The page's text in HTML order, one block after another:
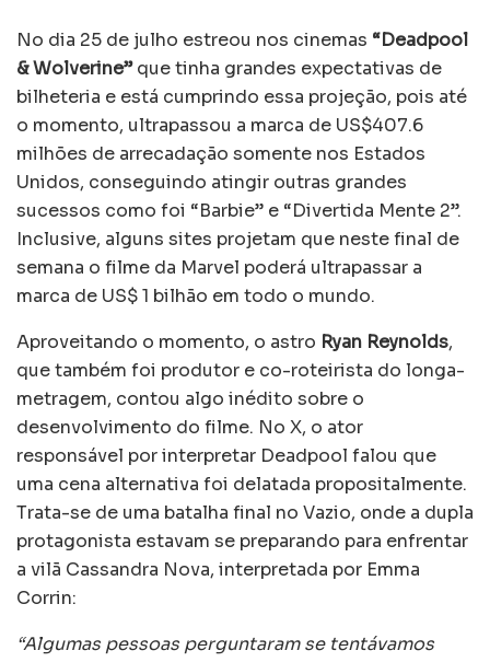
No dia 25 de julho estreou nos cinemas “Deadpool
& Wolverine”que tinha grandes expectativas de
bilheteria e está cumprindo essa projeção, pois até
o momento, ultrapassou a marca de US$407.6
milhões de arrecadação somente nos Estados
Unidos, conseguindo atingir outras grandes
sucessos como foi “Barbie” e “Divertida Mente 2”.
Inclusive, alguns sites projetam que neste final de
semana o filme da Marvel poderá ultrapassar a
marca de US$ 1 bilhão em todo o mundo.
Aproveitando o momento, o astro Ryan Reynolds,
que também foi produtor e co-roteirista do longa-
metragem, contou algo inédito sobre o
desenvolvimento do filme. No X, o ator
responsável por interpretar Deadpool falou que
uma cena alternativa foi delatada propositalmente.
Trata-se de uma batalha final no Vazio, onde a dupla
protagonista estavam se preparando para enfrentar
a vilã Cassandra Nova, interpretada por Emma
Corrin:
“Algumas pessoas perguntaram se tentávamos